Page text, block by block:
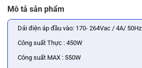
Mô tả sản phẩm
Dải điện áp đầu vào: 170- 264Vac / 4A/ 50Hz
Công suất Thực : 450W
Công suất MAX : 550W